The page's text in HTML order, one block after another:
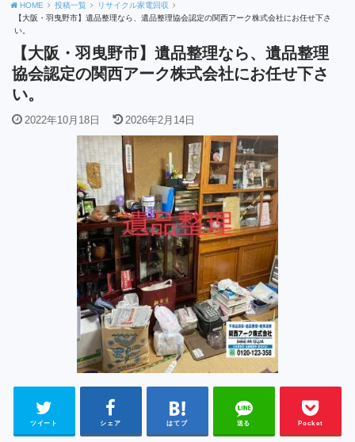
HOME 投稿一覧
リサイクル家電回収
【大阪・羽曳野市】遺品整理なら、遺品整理協会認定の関西アーク株式会社にお任せ下さ
い。
【大阪・羽曳野市】遺品整理なら、遺品整理
協会認定の関西アーク株式会社にお任せ下さ
い。
2022年10月18日 2026年2月14日
ツイート シェア はてブ 送る Pocket